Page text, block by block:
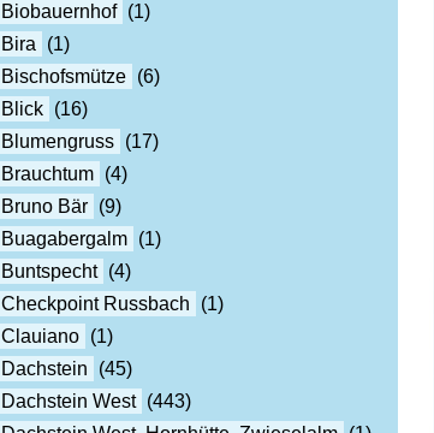
Biobauernhof (1)
Bira
(1)
Bischofsmütze (6)
Blick (16)
Blumengruss (17)
Brauchtum (4)
Bruno Bär (9)
Buagabergalm (1)
Buntspecht (4)
Checkpoint Russbach
(1)
Clauiano (1)
Dachstein
(45)
Dachstein West (443)